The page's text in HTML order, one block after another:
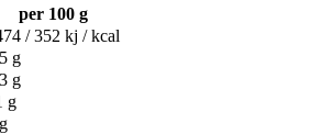
per 100 g
/ 352 kj / kcal
g
g
g